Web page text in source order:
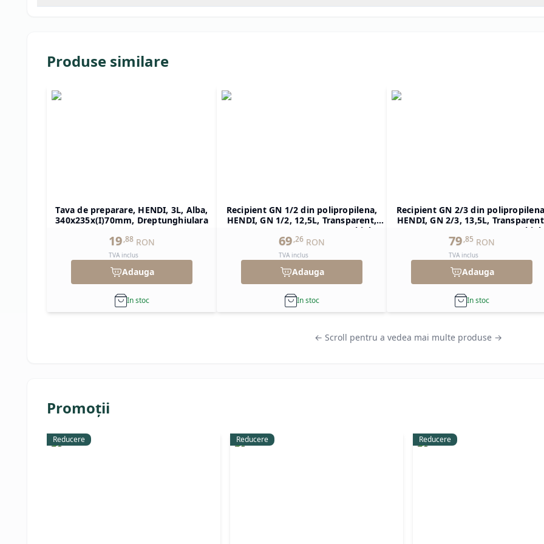
Produse similare
Tava de preparare, HENDI, 3L, Alba,
340x235x(I)70mm, Dreptunghiulara
19,88 RON
TVA inclus
Adauga
In stoc
Recipient GN 1/2 din polipropilena,
HENDI, GN 1/2, 12,5L, Transparent,
325x265x(H)200mm, Dreptunghiular
69,26 RON
TVA inclus
Adauga
In stoc
Recipient GN 2/3 din
HENDI, GN 2/3, 13,5L,
354x325x(H)150mm, Dreptunghiular
79,85 RON
TVA inclus
Adauga
In stoc
← Scroll pentru a vedea mai multe produse →
Promoții
Reducere Reducere Reducere